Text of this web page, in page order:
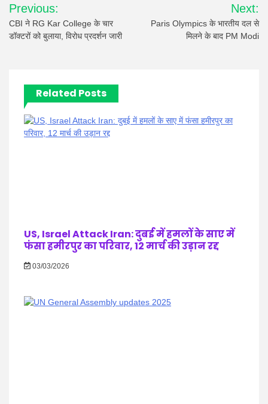
navigation
Previous:
CBI ने RG Kar College के चार
डॉक्टरों को बुलाया, विरोध प्रदर्शन जारी
Next:
Paris Olympics के भारतीय दल से
मिलने के बाद PM Modi
Related Posts
US, Israel Attack Iran: दुबई में हमलों के साए में
फंसा हमीरपुर का परिवार, 12 मार्च की उड़ान रद्द
03/03/2026